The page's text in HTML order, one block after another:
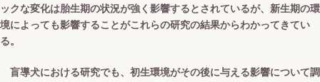
ックな変化は胎生期の状況が強く影響するとされているが、新生期の環
境によっても影響することがこれらの研究の結果からわかってきてい
る。
盲導犬における研究でも、初生環境がその後に与える影響について調